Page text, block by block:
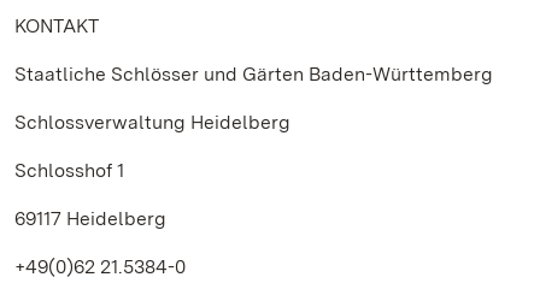
KONTAKT
Staatliche Schlösser und Gärten Baden-Württemberg
Schlossverwaltung Heidelberg
Schlosshof 1
69117 Heidelberg
+49(0)62 21.5384-0